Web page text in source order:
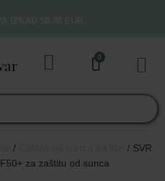
0
/
/ SVR
za zaštitu od sunca